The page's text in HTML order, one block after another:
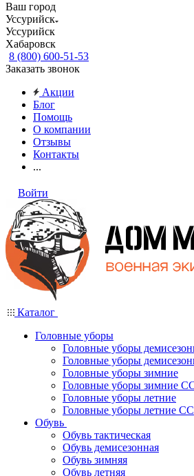
Ваш город
Уссурийск
Уссурийск
Хабаровск
8 (800) 600-51-53
Заказать звонок
Акции
Блог
Помощь
О компании
Отзывы
Контакты
...
Войти
Каталог
Головные уборы
Головные уборы
Головные уборы
Головные уборы зимние
Головные уборы зимние
Головные уборы летние
Головные уборы летние СС
Обувь
Обувь тактическая
Обувь демисезонная
Обувь зимняя
Обувь летняя